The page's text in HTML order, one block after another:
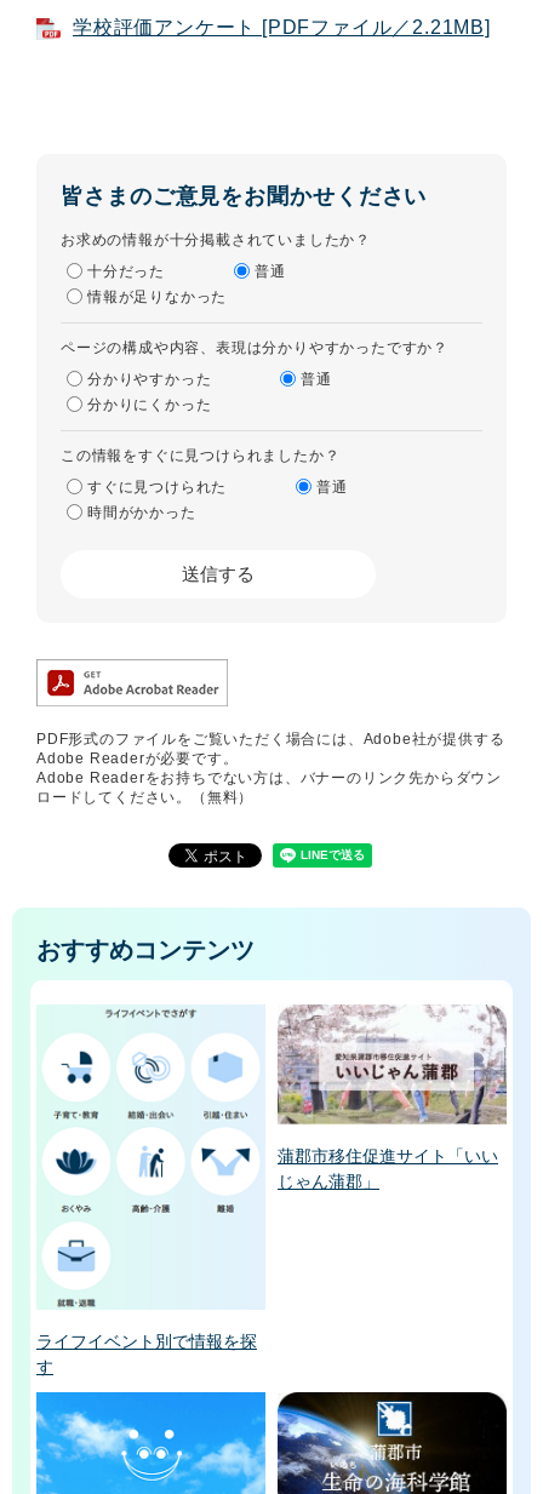
学校評価アンケート [PDFファイル／2.21MB]
皆さまのご意見をお聞かせください
お求めの情報が十分掲載されていましたか？
十分だった
普通
情報が足りなかった
ページの構成や内容、表現は分かりやすかったですか？
分かりやすかった
普通
分かりにくかった
この情報をすぐに見つけられましたか？
すぐに見つけられた
普通
時間がかかった
PDF形式のファイルをご覧いただく場合には、Adobe社が提供する
Adobe Readerが必要です。
Adobe Readerをお持ちでない方は、バナーのリンク先からダウン
ロードしてください。（無料）
おすすめコンテンツ
ライフイベント別で情報を探
す
蒲郡市移住促進サイト「いい
じゃん蒲郡」